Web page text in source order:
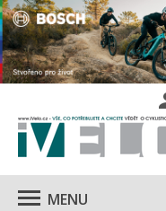
MENU